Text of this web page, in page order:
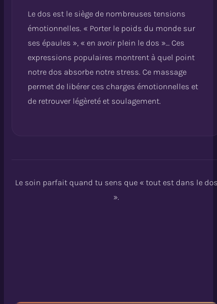
Le dos est le siège de nombreuses tensions
émotionnelles. « Porter le poids du monde sur
ses épaules », « en avoir plein le dos »… Ces
expressions populaires montrent à quel point
notre dos absorbe notre stress. Ce massage
permet de libérer ces charges émotionnelles et
de retrouver légèreté et soulagement.
Le soin parfait quand tu sens que « tout est dans le
».